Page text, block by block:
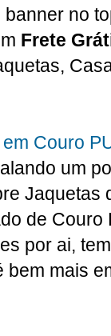
no
Frete
Couro
um
Jaquetas
de
por ai,
bem mais